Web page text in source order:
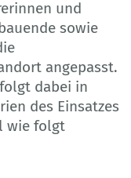
und
sowie
angepasst.
dabei in
des Einsatzes
wie folgt